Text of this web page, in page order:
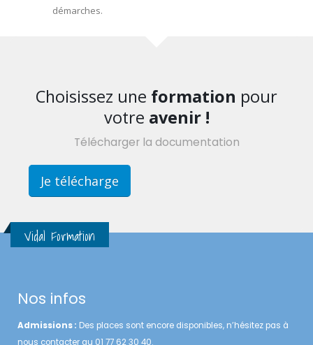
démarches.
Choisissez une formation pour
votre avenir !
Télécharger la documentation
Je télécharge
Vidal Formation
Nos infos
Admissions : Des places sont encore disponibles, n’hésitez pas à
nous contacter au 01 77 62 30 40.